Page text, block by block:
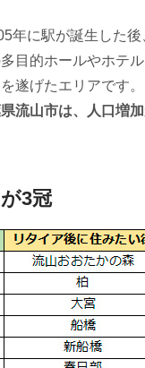
年に駅が誕生した
目的ホールやホテ
遂げたエリアです。
流山市は、人口増
3冠